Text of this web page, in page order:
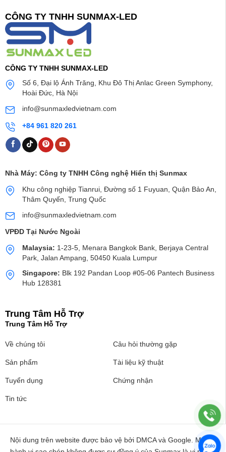
CÔNG TY TNHH SUNMAX-LED
CÔNG TY TNHH SUNMAX-LED
Số 6, Đại lộ Ánh Trăng, Khu Đô Thị Anlac Green Symphony,
Hoài Đức, Hà Nội
info@sunmaxledvietnam.com
+84 961 820 261
Nhà Máy: Công ty TNHH Công nghệ Hiển thị Sunmax
Khu công nghiệp Tianrui, Đường số 1 Fuyuan, Quận Bảo An,
Thâm Quyến, Trung Quốc
info@sunmaxledvietnam.com
VPĐD Tại Nước Ngoài
Malaysia: 1-23-5, Menara Bangkok Bank, Berjaya Central
Park, Jalan Ampang, 50450 Kuala Lumpur
Singapore: Blk 192 Pandan Loop #05-06 Pantech Business
Hub 128381
Trung Tâm Hỗ Trợ
Trung Tâm Hỗ Trợ
Về chúng tôi
Sản phẩm
Tuyển dụng
Tin tức
Câu hỏi thường gặp
Tài liệu kỹ thuật
Chứng nhận
Nội dung trên website được bảo vệ bởi DMCA và Google. Mọi